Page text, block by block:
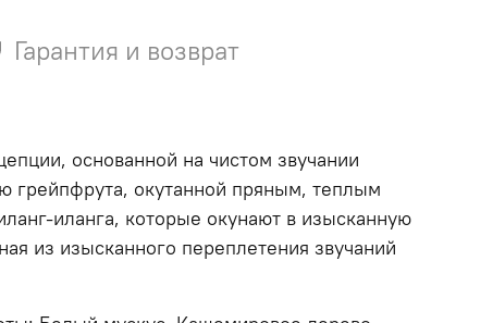
Гарантия и возврат
основанной на чистом звучании
грейпфрута, окутанной пряным, теплым
иланга, которые окунают в изысканную
из изысканного переплетения звучаний